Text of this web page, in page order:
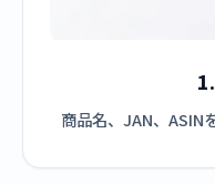
商品名、JAN、ASIN